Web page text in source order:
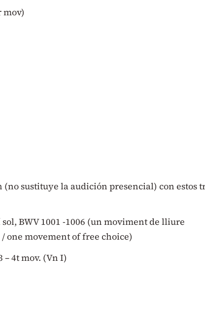
mov)
sustituye la audición presencial) con estos
BWV 1001 -1006 (un moviment de lliure
one movement of free choice)
– 4t mov. (Vn I)